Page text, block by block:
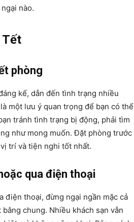
nào.
Tết
phòng
kể, dẫn đến tình trạng nhiều
một lưu ý quan trọng để bạn có thể
tránh tình trạng bị động, phải tìm
như mong muốn. Đặt phòng trước
trí và tiện nghi tốt nhất.
qua điện thoại
điện thoại, đừng ngại ngần mặc cả
chung. Nhiều khách sạn vẫn